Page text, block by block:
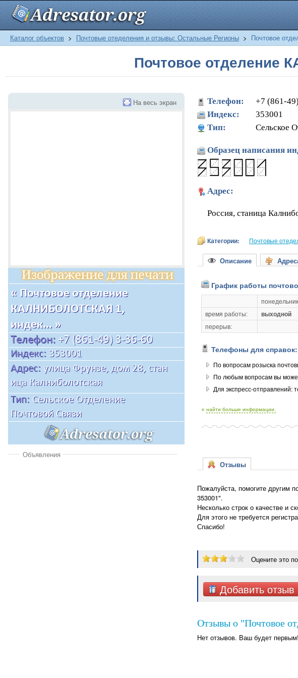
Каталог объектов > Почтовые отеделения и отзывы: Остальные Регионы > Почтовое
Почтовое отделение
На весь экран
Объявления
Телефон:
+7 (861-
Индекс:
353001
Тип:
Сельское
Образец написания
Адрес:
Россия, станица
Категории: Почтовые
Описание
График работы
понедельник
время работы:
выходной
перерыв:
Телефоны для справок:
По вопросам розыска
По любым вопросам вы
Для экспресс-отправлений:
+ найти больше информации.
Отзывы
Пожалуйста, помогите другим
353001".
Несколько строк о качестве и
Для этого не требуется
Спасибо!
Оцените это
Добавить отзыв
Отзывы о "Почтовое
Нет отзывов. Ваш будет первым!